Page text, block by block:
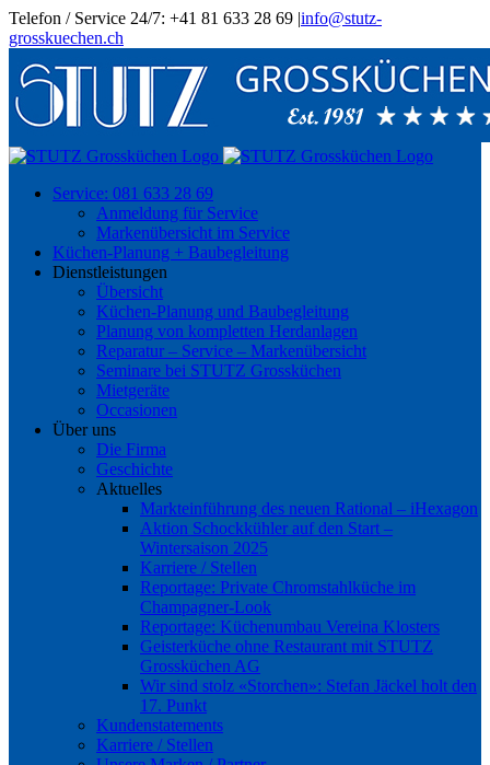
Skip
to
Telefon / Service 24/7: +41 81 633 28 69 |info@stutz-
grosskuechen.ch
Service: 081 633 28 69
Anmeldung für Service
Markenübersicht im Service
Küchen-Planung + Baubegleitung
Dienstleistungen
Übersicht
Küchen-Planung und Baubegleitung
Planung von kompletten Herdanlagen
Reparatur – Service – Markenübersicht
Seminare bei STUTZ Grossküchen
Mietgeräte
Occasionen
Über uns
Die Firma
Geschichte
Aktuelles
Markteinführung des neuen Rational – iHexagon
Aktion Schockkühler auf den Start –
Wintersaison 2025
Karriere / Stellen
Reportage: Private Chromstahlküche im
Champagner-Look
Reportage: Küchenumbau Vereina Klosters
Geisterküche ohne Restaurant mit STUTZ
Grossküchen AG
Wir sind stolz «Storchen»: Stefan Jäckel holt den
17. Punkt
Kundenstatements
Karriere / Stellen